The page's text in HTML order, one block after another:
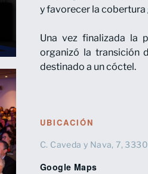
y favorecer la
Una vez finalizada la
organizó la transición
destinado a un cóctel.
UBICACIÓN
C. Caveda y Nava, 7,
Google Maps